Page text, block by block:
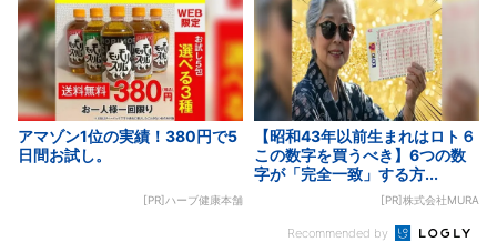
アマゾン1位の実績！380円で5
日間お試し。
[PR]ハーブ健康本舗
【昭和43年以前生まれはロト６
この数字を買うべき】6つの数
字が「完全一致」する方...
[PR]株式会社MURA
Recommended by